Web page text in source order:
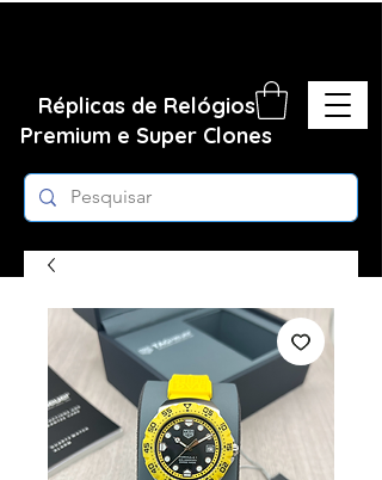
Réplicas de Relógios
Premium e Super Clones